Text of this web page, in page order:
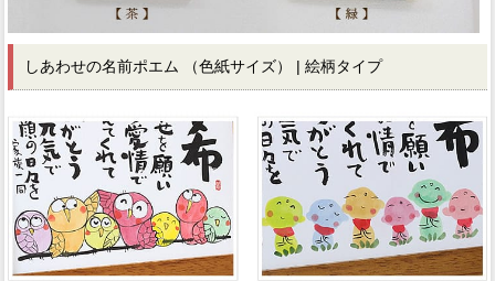
しあわせの名前ポエム （色紙サイズ） | 絵柄タイプ